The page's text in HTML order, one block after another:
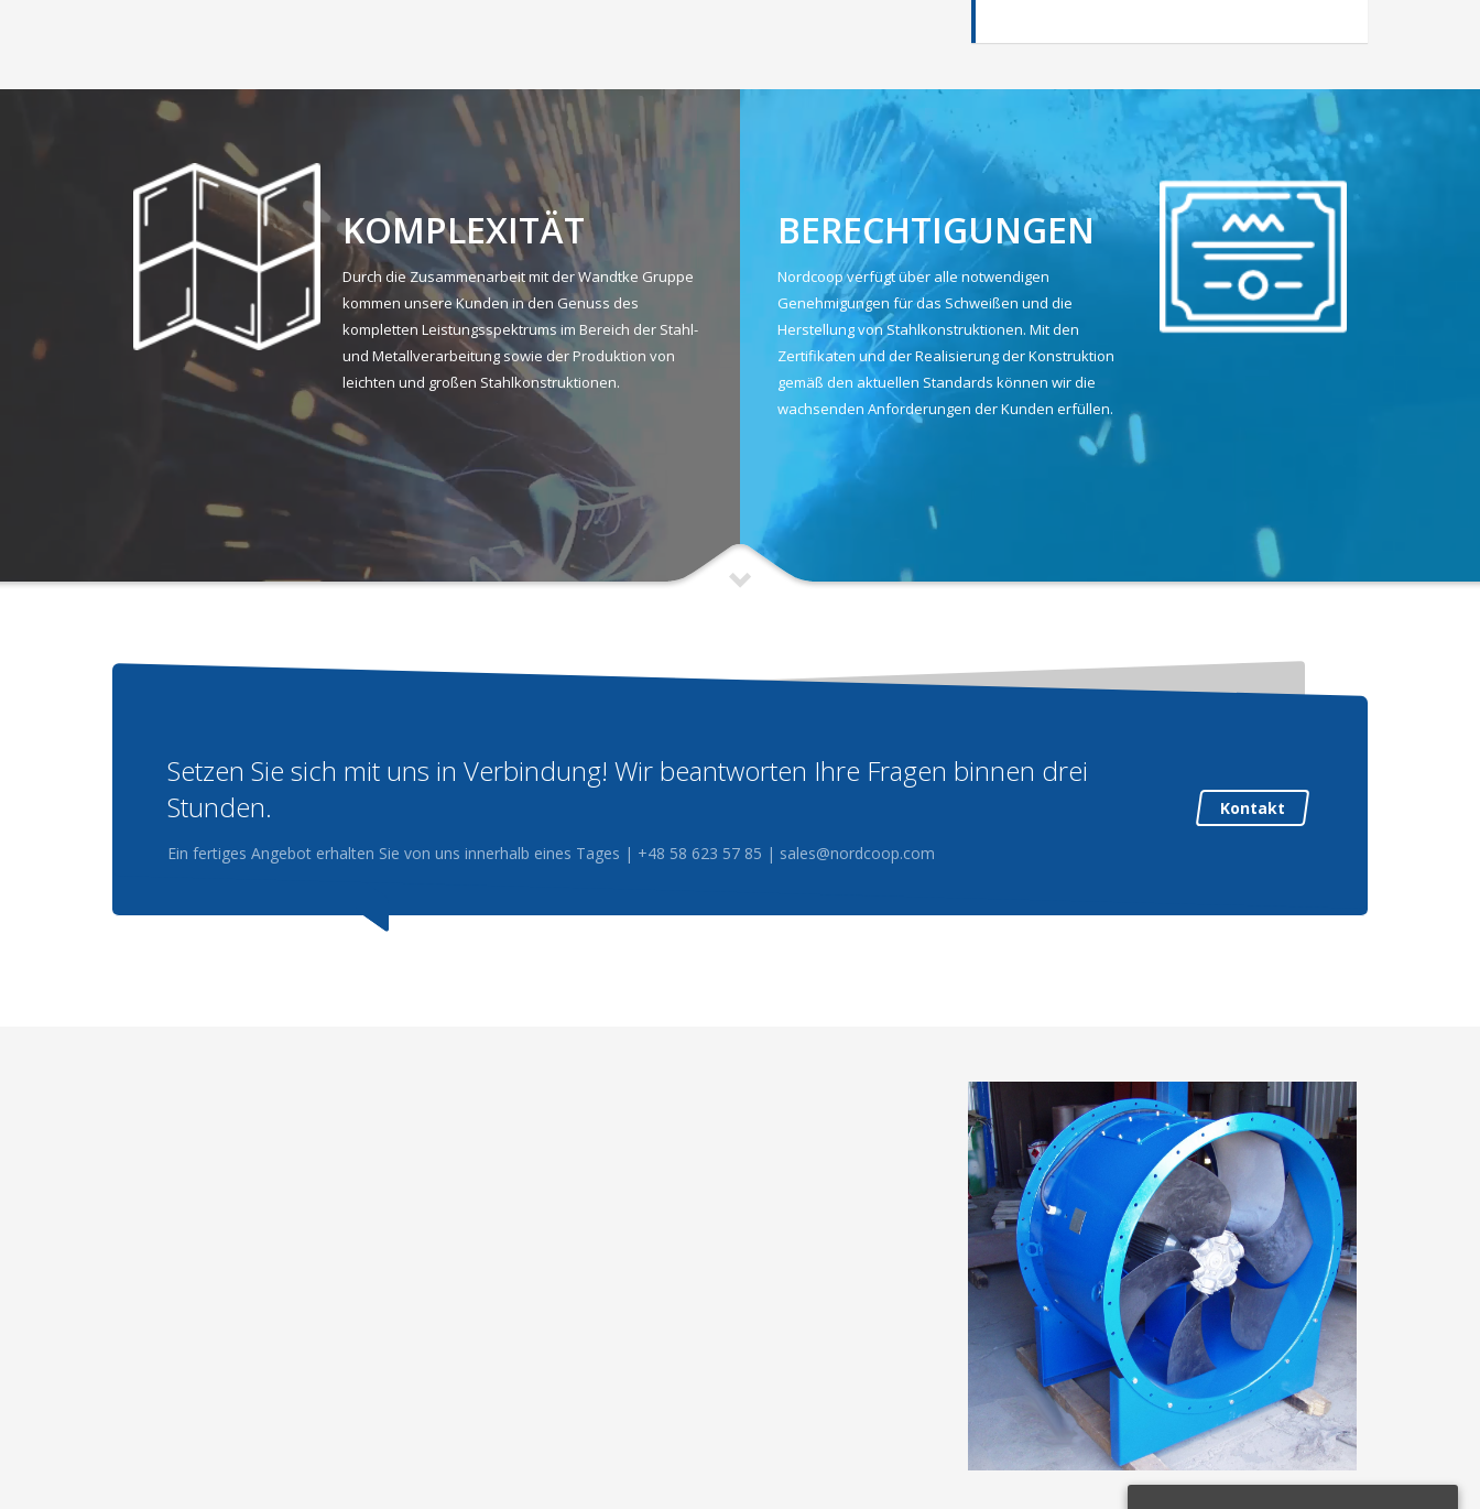
KOMPLEXITÄT
Durch die Zusammenarbeit mit der Wandtke Gruppe
kommen unsere Kunden in den Genuss des
kompletten Leistungsspektrums im Bereich der Stahl-
und Metallverarbeitung sowie der Produktion von
leichten und großen Stahlkonstruktionen.
BERECHTIGUNGEN
Nordcoop verfügt über alle notwendigen
Genehmigungen für das Schweißen und die
Herstellung von Stahlkonstruktionen. Mit den
Zertifikaten und der Realisierung der Konstruktion
gemäß den aktuellen Standards können wir die
wachsenden Anforderungen der Kunden erfüllen.
Setzen Sie sich mit uns in Verbindung! Wir beantworten Ihre Fragen binnen drei
Stunden.
Ein fertiges Angebot erhalten Sie von uns innerhalb eines Tages | +48 58 623 57 85 | sales@nordcoop.com
Kontakt